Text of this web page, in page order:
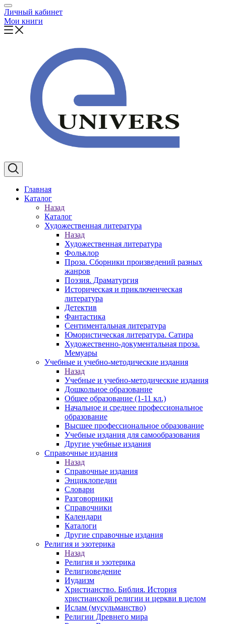
Личный кабинет
Мои книги
Главная
Каталог
Назад
Каталог
Художественная литература
Назад
Художественная литература
Фольклор
Проза. Сборники произведений разных
жанров
Поэзия. Драматургия
Историческая и приключенческая
литература
Детектив
Фантастика
Сентиментальная литература
Юмористическая литература. Сатира
Художественно-документальная проза.
Мемуары
Учебные и учебно-методические издания
Назад
Учебные и учебно-методические издания
Дошкольное образование
Общее образование (1-11 кл.)
Начальное и среднее профессиональное
образование
Высшее профессиональное образование
Учебные издания для самообразования
Другие учебные издания
Справочные издания
Назад
Справочные издания
Энциклопедии
Словари
Разговорники
Справочники
Календари
Каталоги
Другие справочные издания
Религия и эзотерика
Назад
Религия и эзотерика
Религиоведение
Иудаизм
Христианство. Библия. История
христианской религии и церкви в целом
Ислам (мусульманство)
Религии Древнего мира